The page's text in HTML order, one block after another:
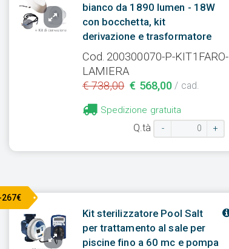
bianco da 1890 lumen - 18W
con bocchetta, kit
derivazione e trasformatore
Cod. 200300070-P-KIT1FARO-
LAMIERA
€ 738,00 € 568,00 / cad.
Spedizione gratuita
Q.tà - +
Kit sterilizzatore Pool Salt
per trattamento al sale per
piscine fino a 60 mc e pompa